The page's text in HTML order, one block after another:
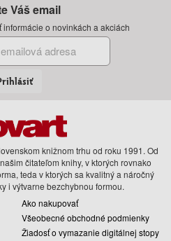
Váš email
o novinkách a akciách
knižnom trhu od roku 1991. Od
čitateľom knihy, v ktorých rovnako
teda v ktorých sa kvalitný a náročný
i výtvarne bezchybnou formou.
Ako nakupovať
Všeobecné obchodné podmienky
Žiadosť o vymazanie digitálnej stopy